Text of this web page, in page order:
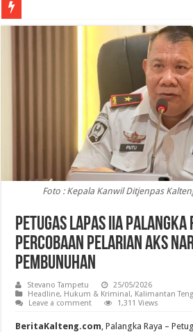
Viral! Selama Dua Bulan Lebih Siltap Serta
Foto : Kepala Kanwil Ditjenpas
Petugas Lapas IIA Palangka
Percobaan Pelarian AKS
Pembunuhan
Stevano Tampetu
25/05/2026
Headline, Hukum & Kriminal, Kalimantan
Leave a comment
1,311 Views
BeritaKalteng.com , Palangka Raya –